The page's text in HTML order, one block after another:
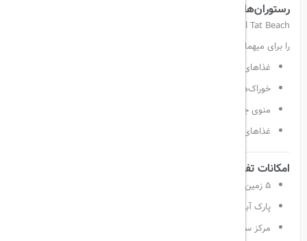
رستوران‌ها و غذاهای متنوع
را برای میهمانان خود فراهم کرده است:
غذاهای اصیل
خوراک‌های
منوی جذاب
غذاهای دریایی تازه و خوش‌طعم
امکانات تفریحی و ورزشی
۵ زمین تنیس
پارک آبی با سرسره‌های جذاب
مرکز سلامت و تناسب اندام